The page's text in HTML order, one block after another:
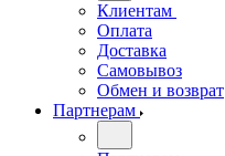
Клиентам
Оплата
Доставка
Самовывоз
Обмен и возврат
Партнерам